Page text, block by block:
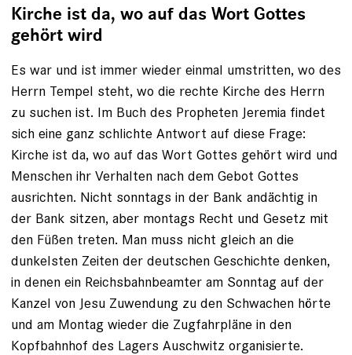
Kirche ist da, wo auf das Wort Gottes
gehört wird
Es war und ist immer wieder einmal umstritten, wo des
Herrn Tempel steht, wo die rechte Kirche des Herrn
zu suchen ist. Im Buch des Propheten Jeremia findet
sich eine ganz schlichte Antwort auf diese Frage:
Kirche ist da, wo auf das Wort Gottes gehört wird und
Menschen ihr Verhalten nach dem Gebot Gottes
ausrichten. Nicht sonntags in der Bank andächtig in
der Bank sitzen, aber montags Recht und Gesetz mit
den Füßen treten. Man muss nicht gleich an die
dunkelsten Zeiten der deutschen Geschichte denken,
in denen ein Reichsbahnbeamter am Sonntag auf der
Kanzel von Jesu Zuwendung zu den Schwachen hörte
und am Montag wieder die Zugfahrpläne in den
Kopfbahnhof des Lagers Auschwitz organisierte.